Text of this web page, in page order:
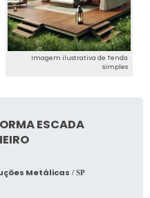
Imagem ilustrativa de Tenda
simples
ESCADA
Metálicas / SP